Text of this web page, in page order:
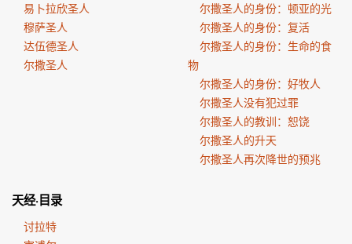
易卜拉欣圣人
穆萨圣人
达伍德圣人
尔撒圣人
尔撒圣人的身份：顿亚的光
尔撒圣人的身份：复活
尔撒圣人的身份：生命的食
物
尔撒圣人的身份：好牧人
尔撒圣人没有犯过罪
尔撒圣人的教训：恕饶
尔撒圣人的升天
尔撒圣人再次降世的预兆
天经·目录
讨拉特